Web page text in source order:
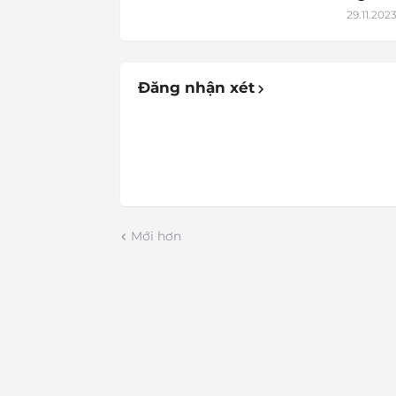
29.11.2023
Đăng nhận xét
Mới hơn